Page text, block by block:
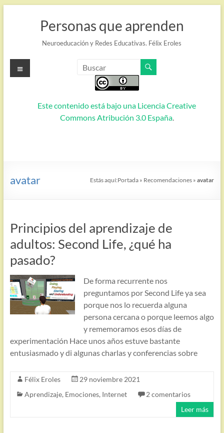
Personas que aprenden
Neuroeducación y Redes Educativas. Félix Eroles
Este contenido está bajo una Licencia Creative
Commons Atribución 3.0 España.
Menú
avatar Estás aquí:Portada » Recomendaciones »avatar
Principios del aprendizaje de
adultos: Second Life, ¿qué ha
pasado?
De forma recurrente nos
preguntamos por Second Life ya sea
porque nos lo recuerda alguna
persona cercana o porque leemos algo
y rememoramos esos días de
experimentación Hace unos años estuve bastante
entusiasmado y di algunas charlas y conferencias sobre
Félix Eroles
29 noviembre 2021
Aprendizaje, Emociones, Internet
2 comentarios
Leer más